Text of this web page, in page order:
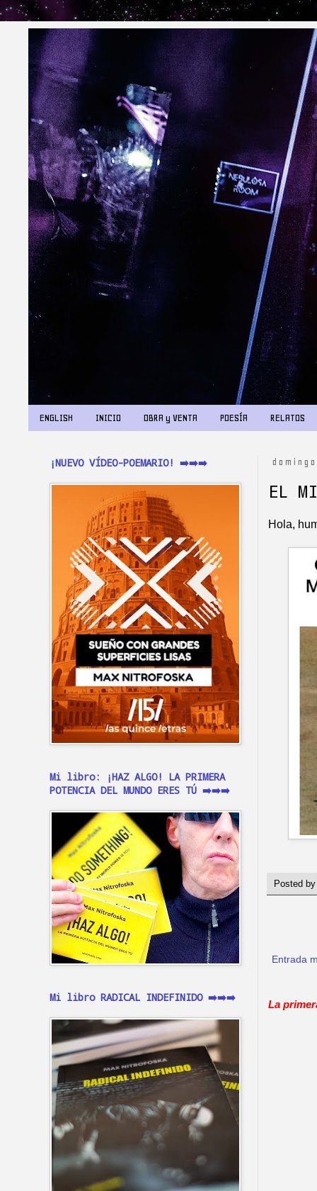
ENGLISH INICIO OBRA y VENTA POESÍA RELATOS
EL
Hola,
Posted
Entrada
La
¡NUEVO VÍDEO-POEMARIO! ➡️➡️➡️
Mi libro: ¡HAZ ALGO! LA PRIMERA
POTENCIA DEL MUNDO ERES TÚ ➡️➡️➡️
Mi libro RADICAL INDEFINIDO ➡️➡️➡️